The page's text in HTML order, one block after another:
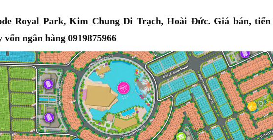
Royal Park, Kim Chung Di Trạch, Hoài Đức. Giá bán, tiến
ngân hàng 0919875966